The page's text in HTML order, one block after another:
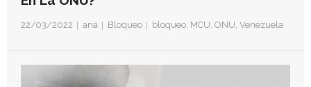
- Derechos Humanos, DiÃ¡logo y Paz
22/03/2022 ana Bloqueo bloqueo, MCU, ONU, Venezuela